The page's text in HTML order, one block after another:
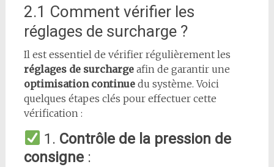
2.1 Comment vérifier les
réglages de surcharge ?
Il est essentiel de vérifier régulièrement les
réglages de surchargeafin de garantir une
optimisation continuedu système. Voici
quelques étapes clés pour effectuer cette
vérification :
1. Contrôle de la pression de
consigne: